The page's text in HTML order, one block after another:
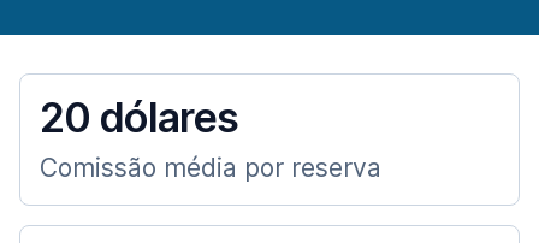
20 dólares
Comissão média por reserva